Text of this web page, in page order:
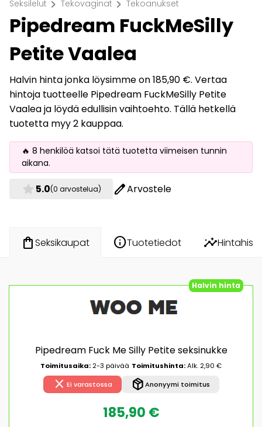
Seksilelut chevron_right Tekovaginat chevron_right Tekoanukset
Pipedream FuckMeSilly
Petite Vaalea
Halvin hinta jonka löysimme on 185,90 €. Vertaa
hintoja tuotteelle Pipedream FuckMeSilly Petite
Vaalea ja löydä edullisin vaihtoehto. Tällä hetkellä
tuotetta myy 2 kauppaa.
🔥 8 henkilöä katsoi tätä tuotetta viimeisen tunnin
aikana.
star 5.0(0 arvostelua) editArvostele
shopping_bagSeksikaupat infoTuotetiedot insights
Halvin hinta
Pipedream Fuck Me Silly Petite seksinukke
Toimitusaika: 2-3 päivää Toimitushinta:Alk. 2,90 €
close Ei varastossa package_2Anonyymi toimitus
185,90 €